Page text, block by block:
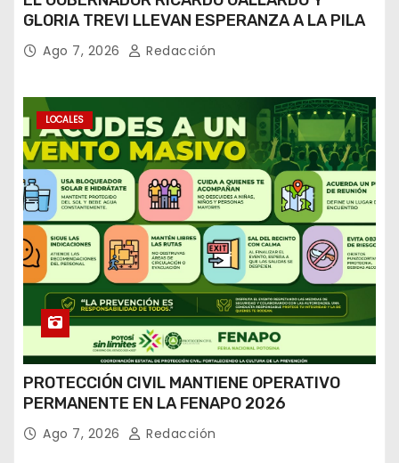
GLORIA TREVI LLEVAN ESPERANZA A LA PILA
Ago 7, 2026 Redacción
LOCALES
PROTECCIÓN CIVIL MANTIENE OPERATIVO
PERMANENTE EN LA FENAPO 2026
Ago 7, 2026 Redacción